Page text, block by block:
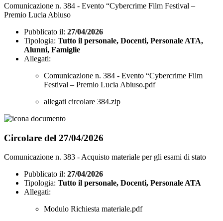
Comunicazione n. 384 - Evento “Cybercrime Film Festival –
Premio Lucia Abiuso
Pubblicato il: 27/04/2026
Tipologia: Tutto il personale, Docenti, Personale ATA,
Alunni, Famiglie
Allegati:
Comunicazione n. 384 - Evento “Cybercrime Film
Festival – Premio Lucia Abiuso.pdf
allegati circolare 384.zip
Circolare del 27/04/2026
Comunicazione n. 383 - Acquisto materiale per gli esami di stato
Pubblicato il: 27/04/2026
Tipologia: Tutto il personale, Docenti, Personale ATA
Allegati:
Modulo Richiesta materiale.pdf